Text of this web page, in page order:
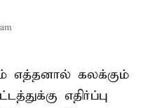
எத்தனால் கலக்கும்
எதிர்ப்பு